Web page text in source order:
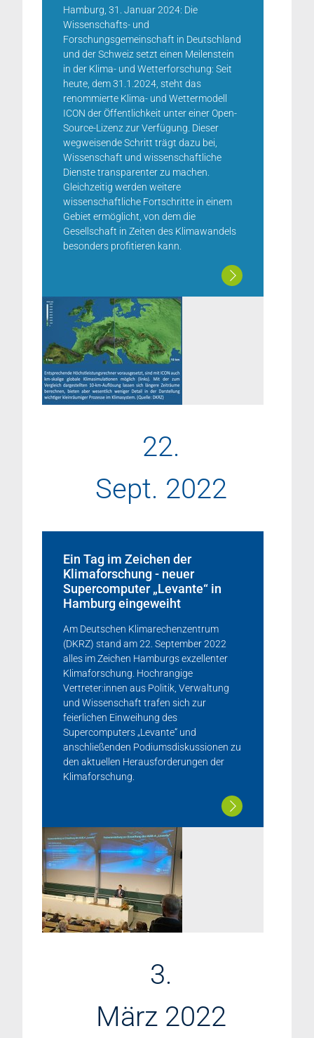
Hamburg, 31. Januar 2024: Die
Wissenschafts- und
Forschungsgemeinschaft in Deutschland
und der Schweiz setzt einen Meilenstein
in der Klima- und Wetterforschung: Seit
heute, dem 31.1.2024, steht das
renommierte Klima- und Wettermodell
ICON der Öffentlichkeit unter einer Open-
Source-Lizenz zur Verfügung. Dieser
wegweisende Schritt trägt dazu bei,
Wissenschaft und wissenschaftliche
Dienste transparenter zu machen.
Gleichzeitig werden weitere
wissenschaftliche Fortschritte in einem
Gebiet ermöglicht, von dem die
Gesellschaft in Zeiten des Klimawandels
besonders profitieren kann.
22.
Sept. 2022
Ein Tag im Zeichen der
Klimaforschung - neuer
Supercomputer „Levante“ in
Hamburg eingeweiht
Am Deutschen Klimarechenzentrum
(DKRZ) stand am 22. September 2022
alles im Zeichen Hamburgs exzellenter
Klimaforschung. Hochrangige
Vertreter:innen aus Politik, Verwaltung
und Wissenschaft trafen sich zur
feierlichen Einweihung des
Supercomputers „Levante“ und
anschließenden Podiumsdiskussionen zu
den aktuellen Herausforderungen der
Klimaforschung.
3.
März 2022